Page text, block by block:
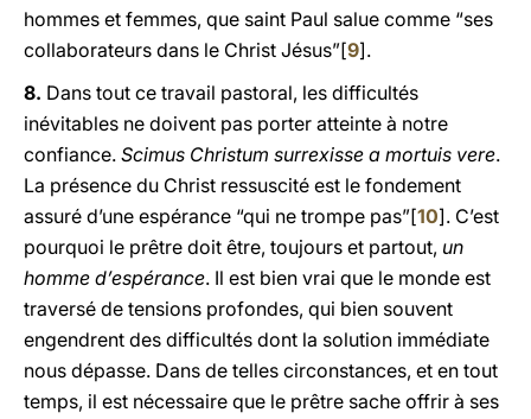
hommes et femmes, que saint Paul salue comme “ses
collaborateurs dans le Christ Jésus”[9].
8. Dans tout ce travail pastoral, les difficultés
inévitables ne doivent pas porter atteinte à notre
confiance. Scimus Christum surrexisse a mortuis vere.
La présence du Christ ressuscité est le fondement
assuré d’une espérance “qui ne trompe pas”[10]. C’est
pourquoi le prêtre doit être, toujours et partout, un
homme d’espérance. Il est bien vrai que le monde est
traversé de tensions profondes, qui bien souvent
engendrent des difficultés dont la solution immédiate
nous dépasse. Dans de telles circonstances, et en tout
temps, il est nécessaire que le prêtre sache offrir à ses